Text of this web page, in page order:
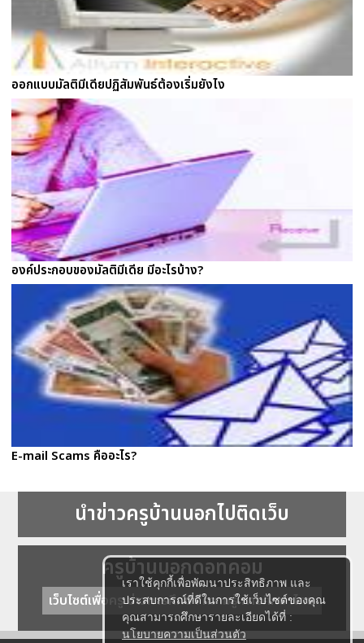
เราใช้คุกกี้เพื่อพัฒนาประสิทธิภาพ และ
ประสบการณ์ที่ดีในการใช้เว็บไซต์ของคุณ
คุณสามารถศึกษารายละเอียดได้ที่ :
นโยบายความเป็นส่วนตัว
ออกแบบมัลติมีเดียปฏิสัมพันธ์ต้องเริ่มยังไง
องค์ประกอบของมัลติมีเดีย มีอะไรบ้าง?
E-mail Scams คืออะไร?
นำข่าวครูบ้านนอกไปติดเว็บ
ครูบ้านนอกดอทคอม
เว็บไซต์เพื่อครู ข่าวการศึกษา ความรู้ การศึกษาไทย